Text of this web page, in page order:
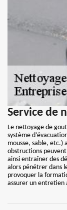
Service de
Le nettoyage de
système
mousse, sable, etc.)
obstructions
ainsi entraîner des
alors pénétrer dans
provoquer la
assurer un